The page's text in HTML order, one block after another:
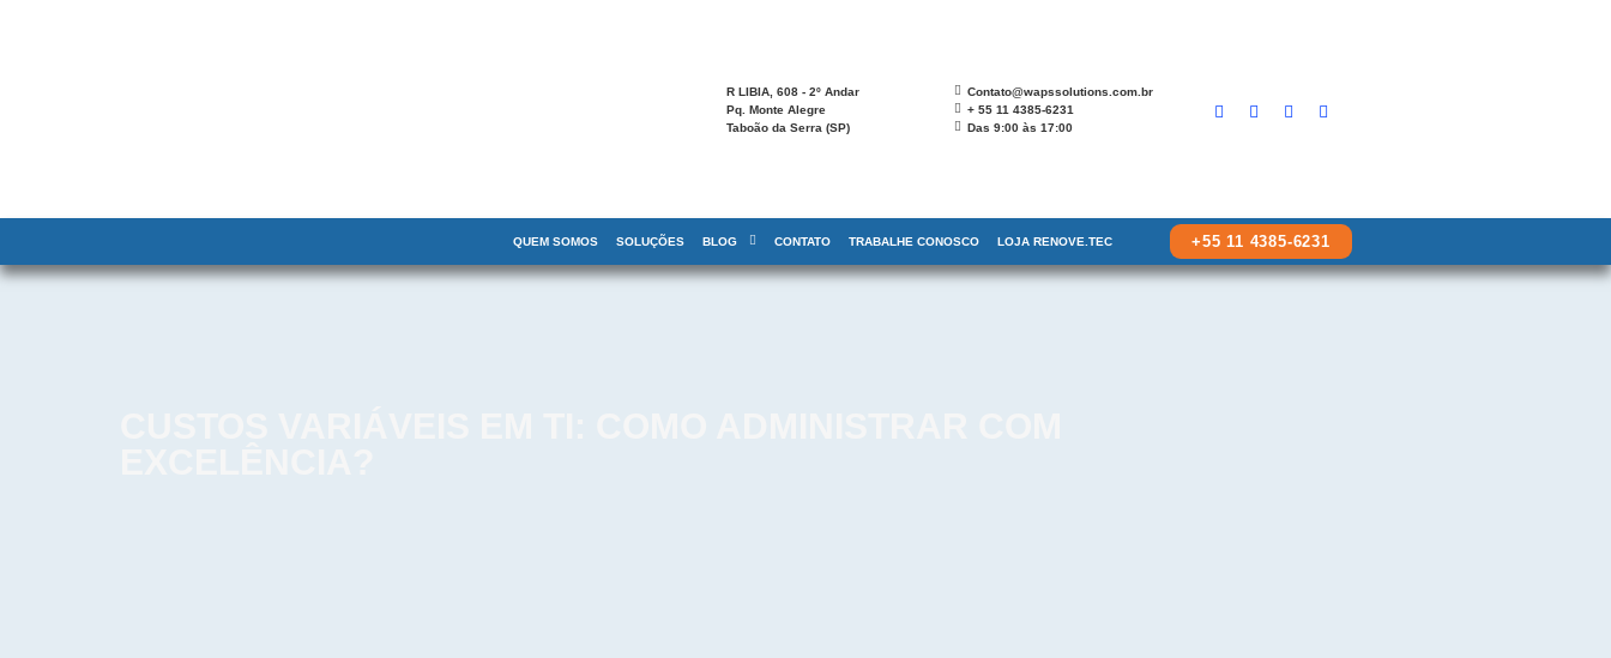
R LIBIA, 608 - 2º Andar
Pq. Monte Alegre
Taboão da Serra (SP)
Contato@wapssolutions.com.br
+ 55 11 4385-6231
Das 9:00 às 17:00
QUEM SOMOS SOLUÇÕES BLOG CONTATO TRABALHE CONOSCO LOJA RENOVE.TEC +55 11 4385-6231